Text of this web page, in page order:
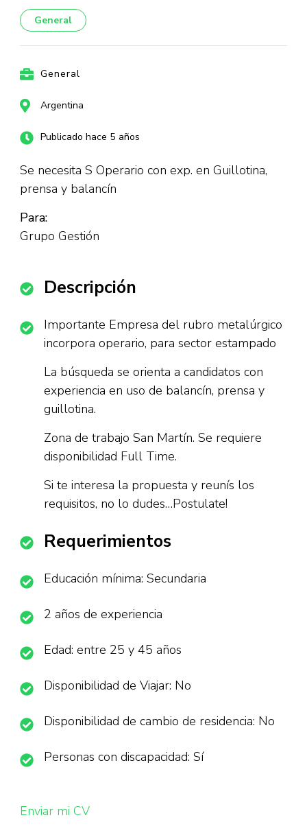
General
General
Argentina
Publicado hace 5 años
Se necesita S Operario con exp. en Guillotina,
prensa y balancín
Para:
Grupo Gestión
Descripción
Importante Empresa del rubro metalúrgico
incorpora operario, para sector estampado
La búsqueda se orienta a candidatos con
experiencia en uso de balancín, prensa y
guillotina.
Zona de trabajo San Martín. Se requiere
disponibilidad Full Time.
Si te interesa la propuesta y reunís los
requisitos, no lo dudes…Postulate!
Requerimientos
Educación mínima: Secundaria
2 años de experiencia
Edad: entre 25 y 45 años
Disponibilidad de Viajar: No
Disponibilidad de cambio de residencia: No
Personas con discapacidad: Sí
Enviar mi CV